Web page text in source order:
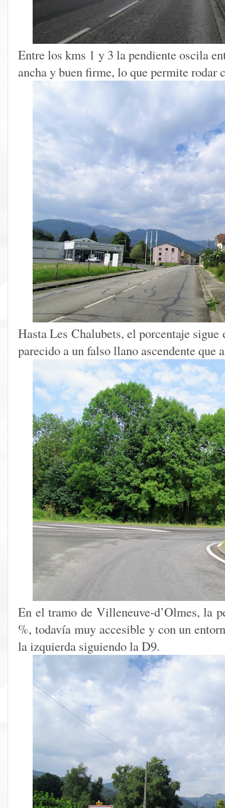
Entre los kms 1 y 3 la pendiente oscila
ancha y buen firme, lo que permite rodar
Hasta Les Chalubets, el porcentaje
parecido a un falso llano ascendente que
En el tramo de Villeneuve-d’Olmes, la
%, todavía muy accesible y con un
la izquierda siguiendo la D9.